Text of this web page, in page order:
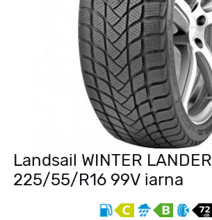
Landsail WINTER LANDER
225/55/R16 99V iarna